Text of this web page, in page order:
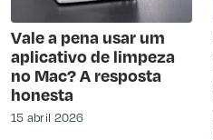
Vale a pena usar um
aplicativo de limpeza
no Mac? A resposta
honesta
15 abril 2026